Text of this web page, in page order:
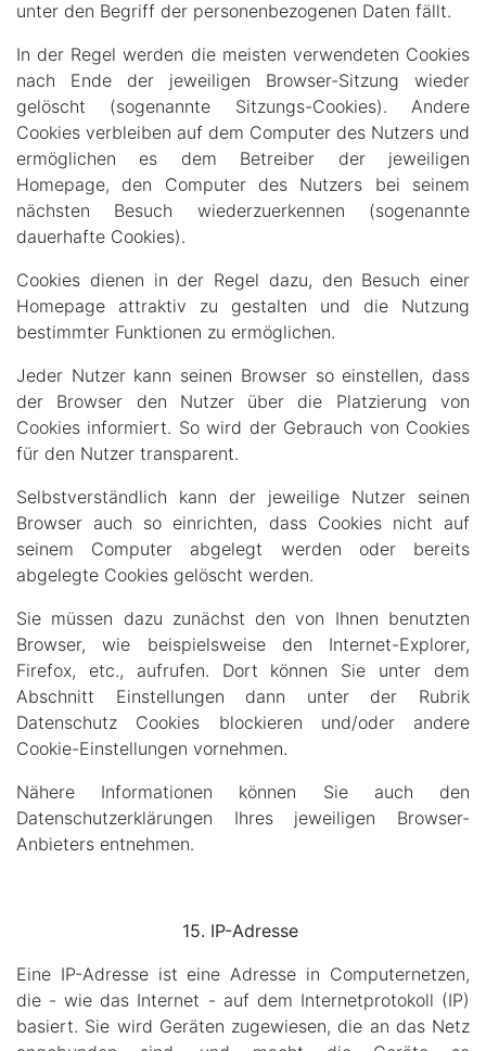
unter den Begriff der personenbezogenen Daten fällt.
In der Regel werden die meisten verwendeten Cookies
nach Ende der jeweiligen Browser-Sitzung wieder
gelöscht (sogenannte Sitzungs-Cookies). Andere
Cookies verbleiben auf dem Computer des Nutzers und
ermöglichen es dem Betreiber der jeweiligen
Homepage, den Computer des Nutzers bei seinem
nächsten Besuch wiederzuerkennen (sogenannte
dauerhafte Cookies).
Cookies dienen in der Regel dazu, den Besuch einer
Homepage attraktiv zu gestalten und die Nutzung
bestimmter Funktionen zu ermöglichen.
Jeder Nutzer kann seinen Browser so einstellen, dass
der Browser den Nutzer über die Platzierung von
Cookies informiert. So wird der Gebrauch von Cookies
für den Nutzer transparent.
Selbstverständlich kann der jeweilige Nutzer seinen
Browser auch so einrichten, dass Cookies nicht auf
seinem Computer abgelegt werden oder bereits
abgelegte Cookies gelöscht werden.
Sie müssen dazu zunächst den von Ihnen benutzten
Browser, wie beispielsweise den Internet-Explorer,
Firefox, etc., aufrufen. Dort können Sie unter dem
Abschnitt Einstellungen dann unter der Rubrik
Datenschutz Cookies blockieren und/oder andere
Cookie-Einstellungen vornehmen.
Nähere Informationen können Sie auch den
Datenschutzerklärungen Ihres jeweiligen Browser-
Anbieters entnehmen.
15. IP-Adresse
Eine IP-Adresse ist eine Adresse in Computernetzen,
die - wie das Internet - auf dem Internetprotokoll (IP)
basiert. Sie wird Geräten zugewiesen, die an das Netz